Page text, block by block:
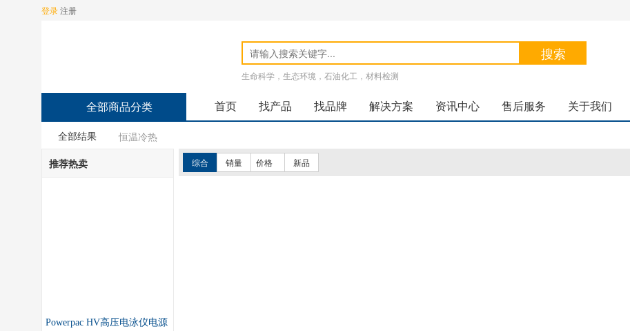
登录注册
搜索
生命科学，生态环境，石油化工，材料检测
全部商品分类 首页 找产品 找品牌 解决方案 资讯中心 售后服务 关于我们
全部结果
恒温冷热
推荐热卖
Powerpac HV高压电泳仪电源
综合 销量 价格 新品